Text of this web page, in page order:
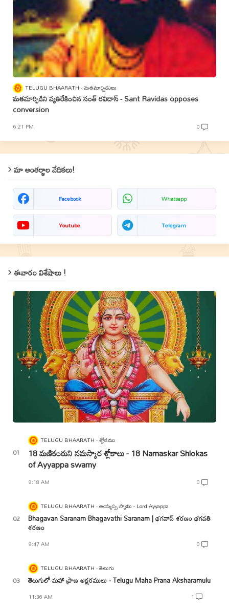
TELUGU BHAARATH మతమార్పిడులు
మతమార్పిడిని వ్యతిరేకించిన సంత్‌ రవిదాస్‌ - Sant Ravidas opposes
conversion
6:21 PM 0
మా అంతర్జాల వేదికలు!
Facebook Whatsapp
Youtube Telegram
ఈవారం విశేషాలు !
TELUGU BHAARATH శ్లోకము
18 మణికంఠుని నమస్కార శ్లోకాలు - 18 Namaskar Shlokas
of Ayyappa swamy
9:18 AM 0
TELUGU BHAARATH అయ్యప్ప స్వామి - Lord Ayyappa
Bhagavan Saranam Bhagavathi Saranam | భగవాన్ శరణం భగవతి
శరణం
9:47 AM 0
TELUGU BHAARATH తెలుగు
తెలుగులో మహా ప్రాణ అక్షరములు - Telugu Maha Prana Aksharamulu
11:36 AM 1